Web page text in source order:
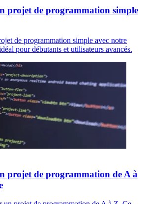
projet de programmation simple
de programmation simple avec notre
pour débutants et utilisateurs avancés.
projet de programmation de A à